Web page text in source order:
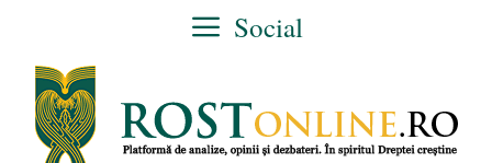
conținut
Social